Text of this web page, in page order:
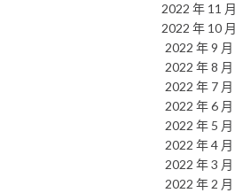
2022 年 11 月
2022 年 10 月
2022 年 9 月
2022 年 8 月
2022 年 7 月
2022 年 6 月
2022 年 5 月
2022 年 4 月
2022 年 3 月
2022 年 2 月